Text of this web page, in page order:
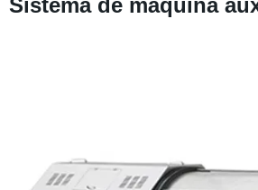
Sistema de máquina